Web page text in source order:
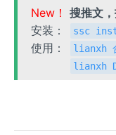
New！ 搜推文
安装：
ssc
使用：
lianxh
lianxh